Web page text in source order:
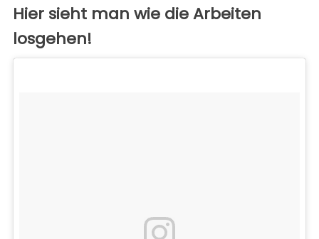
Hier sieht man wie die Arbeiten
losgehen!